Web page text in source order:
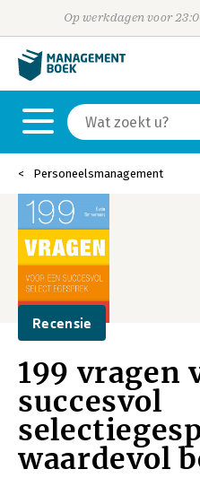
Op werkdagen voor
Personeelsmanagement
Recensie
199 vragen
succesvol
waardevol